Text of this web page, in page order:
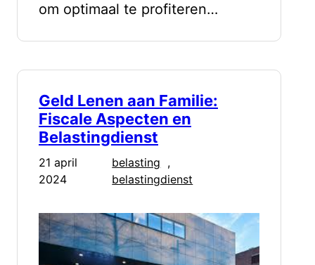
om optimaal te profiteren…
Geld Lenen aan Familie:
Fiscale Aspecten en
Belastingdienst
21 april
2024
belasting
belastingdienst